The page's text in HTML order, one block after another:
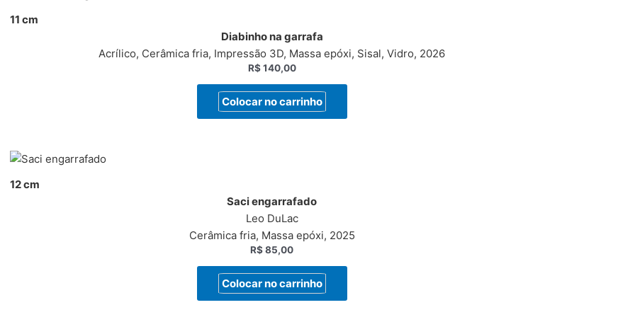
11 cm
Diabinho na garrafa
Acrílico, Cerâmica fria, Impressão 3D, Massa epóxi, Sisal, Vidro, 2026
R$140,00
Colocar no carrinho
12 cm
Saci engarrafado
Leo DuLac
Cerâmica fria, Massa epóxi, 2025
R$85,00
Colocar no carrinho